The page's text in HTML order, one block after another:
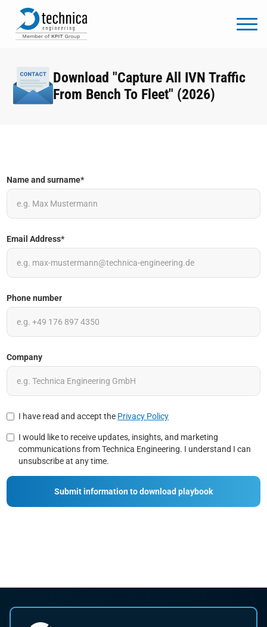
Download "Capture All IVN Traffic
From Bench To Fleet" (2026)
Name and surname*
Email Address*
Phone number
Company
I have read and accept the Privacy Policy
I would like to receive updates, insights, and marketing
communications from Technica Engineering. I understand I can
unsubscribe at any time.